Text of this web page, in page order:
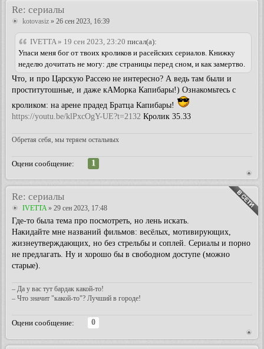
Re: сериалы
kotovasiz » 26 сен 2023, 16:39
IVETTA » 19 сен 2023, 23:20 писал(а):
Упаси меня бог от твоих кроликов и расейских сериалов. Книжку
неделю дочитать не могу: две страницы перед сном, и как замертво.
Что, и про Царскую Рассею не интересно? А ведь там были и
проститутошные, и даже кАМорка Капибары!) Ознакомьтесь с
кроликом: на арене прадед Братца Капибары!
https://youtu.be/klPxcOgY-UE?t=2132 Кролик 35.33
Обретая себя, мы теряем остальных
Оцени сообщение:
1
Re: сериалы
IVETTA» 29 сен 2023, 17:48
Где-то была тема про посмотреть, но лень искать.
Накидайте мне названий фильмов: весёлых, мотивирующих,
жизнеутверждающих, но без стрельбы и соплей. Сериалы и порно
не предлагать. Ну и хорошо бы в свободном доступе (можно
старые).
– Да у вас тут бардак какой-то!
– Что значит "какой-то"? Лучший в городе!
Оцени сообщение:
0